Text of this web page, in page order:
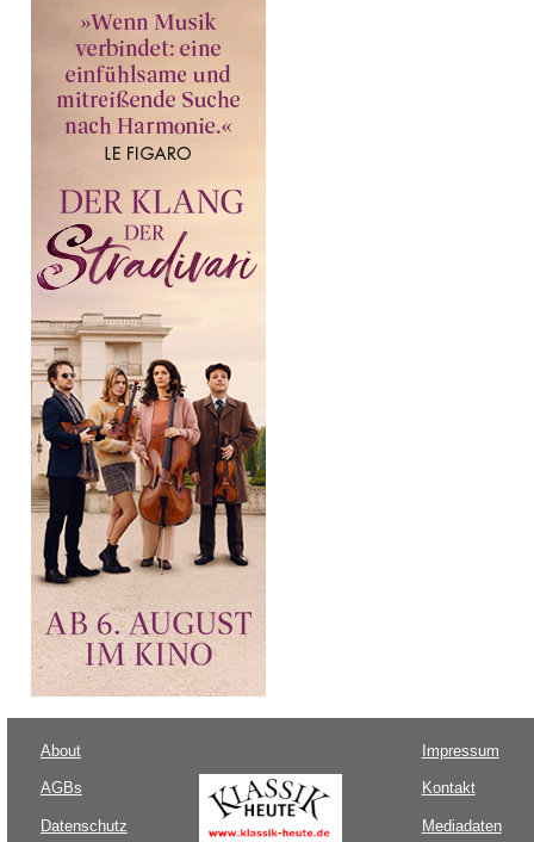
About
AGBs
Datenschutz
Impressum
Kontakt
Mediadaten